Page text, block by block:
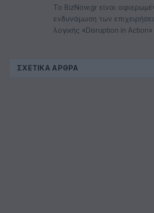
Το BizNow.gr είναι
ενδυνάμωση των
λογικής «Disruption in Action»
ΣΧΕΤΙΚΆ ΆΡΘΡΑ